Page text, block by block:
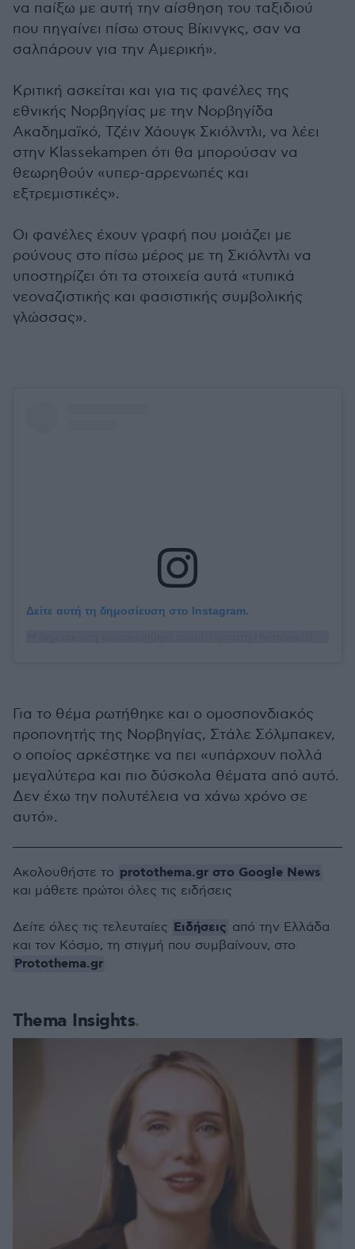
να παίξω με αυτή την αίσθηση του ταξιδιού
που πηγαίνει πίσω στους Βίκινγκς, σαν να
σαλπάρουν για την Αμερική».
Κριτική ασκείται και για τις φανέλες της
εθνικής Νορβηγίας με την Νορβηγίδα
Ακαδημαϊκό, Τζέιν Χάουγκ Σκιόλντλι, να λέει
στην Klassekampen ότι θα μπορούσαν να
θεωρηθούν «υπερ-αρρενωπές και
εξτρεμιστικές».
Οι φανέλες έχουν γραφή που μοιάζει με
ρούνους στο πίσω μέρος με τη Σκιόλντλι να
υποστηρίζει ότι τα στοιχεία αυτά «τυπικά
νεοναζιστικής και φασιστικής συμβολικής
γλώσσας».
Δείτε αυτή τη δημοσίευση στο Instagram.
Για το θέμα ρωτήθηκε και ο ομοσπονδιακός
προπονητής της Νορβηγίας, Στάλε Σόλμπακεν,
ο οποίος αρκέστηκε να πει «υπάρχουν πολλά
μεγαλύτερα και πιο δύσκολα θέματα από αυτό.
Δεν έχω την πολυτέλεια να χάνω χρόνο σε
αυτό».
Thema Insights
Ακολουθήστε το protothema.gr στο Google News
και μάθετε πρώτοι όλες τις ειδήσεις
Δείτε όλες τις τελευταίες Ειδήσεις από την Ελλάδα
και τον Κόσμο, τη στιγμή που συμβαίνουν, στο
Protothema.gr